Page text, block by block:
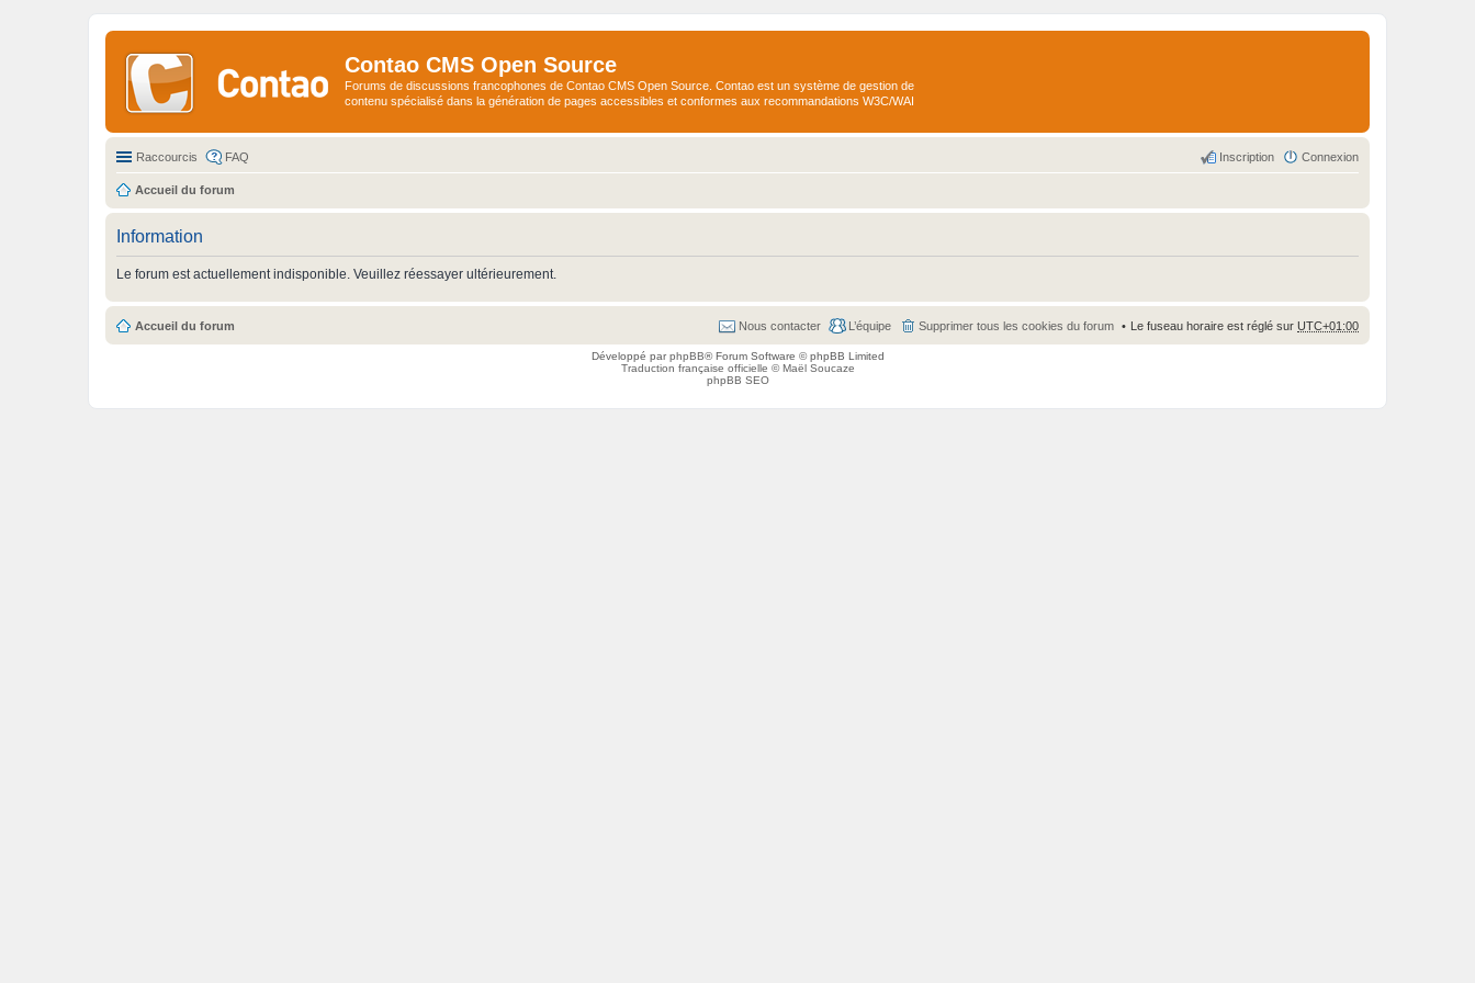
Contao CMS Open Source
Forums de discussions francophones de Contao CMS Open Source. Contao est un système de gestion de
contenu spécialisé dans la génération de pages accessibles et conformes aux recommandations W3C/WAI
Raccourcis FAQ Connexion
Inscription
Accueil du forum
Information
Le forum est actuellement indisponible. Veuillez réessayer ultérieurement.
Accueil du forum Le fuseau horaire est réglé sur UTC+01:00
Supprimer tous les cookies du forum
L’équipe
Nous contacter
Développé parphpBB® Forum Software © phpBB Limited
Traduction française officielle ©Maël Soucaze
phpBB SEO